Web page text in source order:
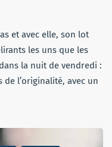
et avec elle, son lot
les uns que les
la nuit de vendredi :
l’originalité, avec un